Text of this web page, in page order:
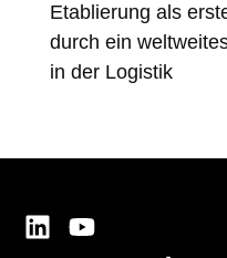
Etablierung als
durch ein
in der Logistik